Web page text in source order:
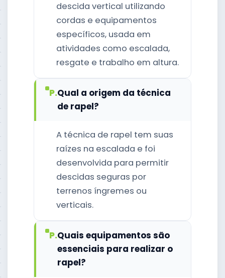
descida vertical utilizando
cordas e equipamentos
específicos, usada em
atividades como escalada,
resgate e trabalho em altura.
P.Qual a origem da técnica
de rapel?
A técnica de rapel tem suas
raízes na escalada e foi
desenvolvida para permitir
descidas seguras por
terrenos íngremes ou
verticais.
P.Quais equipamentos são
essenciais para realizar o
rapel?